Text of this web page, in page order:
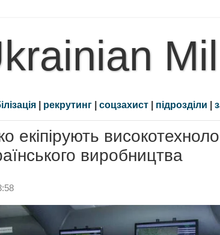
| рекрутинг | соцзахист | підрозділи |
екіпірують
виробництва